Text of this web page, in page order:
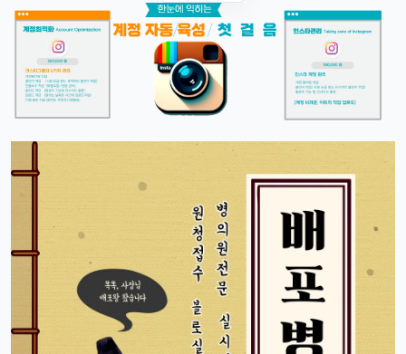
근데 저 충전 케이블 USB-C로 바뀐 거 별로임ㅋ
1 빠르밍13:32:51
그래도 이제 안드로이드랑도 호환되니까 좋지 않나요?ㅎㅎㅎ
1 태양신13:32:51
이젠 진짜로 살 때가 된 것 같음요, 너무 끌림ㅋㅋ
다음 달 월급 나오면 바로 질러야겠음ㅎㅎㅎ
1
휴민
근데 요즘 뉴진스 신곡 들어봤음? 완전 좋던데ㅎ
13:32:51
오 맞아요, 이번 곡 진짜 중독성 쩌는 듯ㅋㅋㅋ
13:32:51
뉴진스도 아이폰으로 촬영하겠죠?ㅎ